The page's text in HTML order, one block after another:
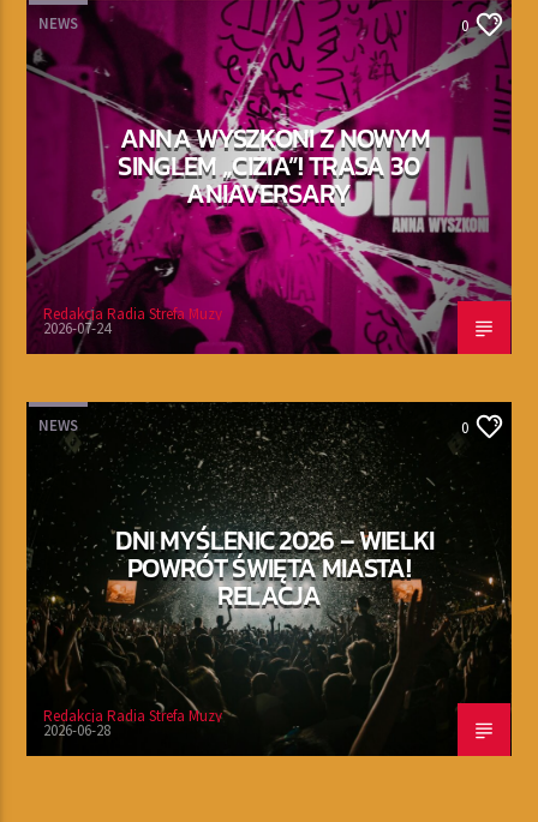
NEWS 0
ANNA WYSZKONI Z NOWYM
SINGLEM „CIZIA”! TRASA 30
ANIAVERSARY
Redakcja Radia Strefa Muzy
2026-07-24
NEWS 0
DNI MYŚLENIC 2026 – WIELKI
POWRÓT ŚWIĘTA MIASTA!
RELACJA
Redakcja Radia Strefa Muzy
2026-06-28